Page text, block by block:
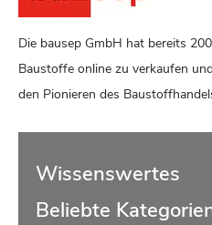
Die bausep GmbH hat bereits
Baustoffe online zu verkaufen
den Pionieren des
Wissenswertes
Beliebte